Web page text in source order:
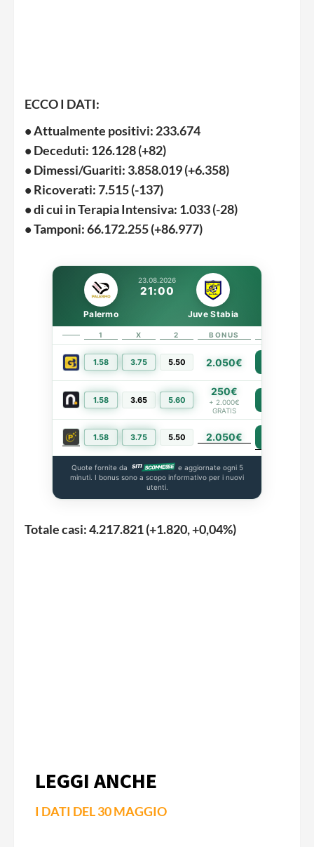
ECCO I DATI:
• Attualmente positivi: 233.674
• Deceduti: 126.128 (+82)
• Dimessi/Guariti: 3.858.019 (+6.358)
• Ricoverati: 7.515 (-137)
• di cui in Terapia Intensiva: 1.033 (-28)
• Tamponi: 66.172.255 (+86.977)
23.08.2026
21:00
Palermo Juve Stabia
1 X 2 BONUS
1.58 3.75 5.50 2.050€
1.58 3.65 5.60
250€
+ 2.000€
GRATIS
1.58 3.75 5.50 2.050€
Quote fornite da
e aggiornate ogni 5
minuti. I bonus sono a scopo informativo per i nuovi
utenti.
Totale casi: 4.217.821 (+1.820, +0,04%)
LEGGI ANCHE
I DATI DEL 30 MAGGIO